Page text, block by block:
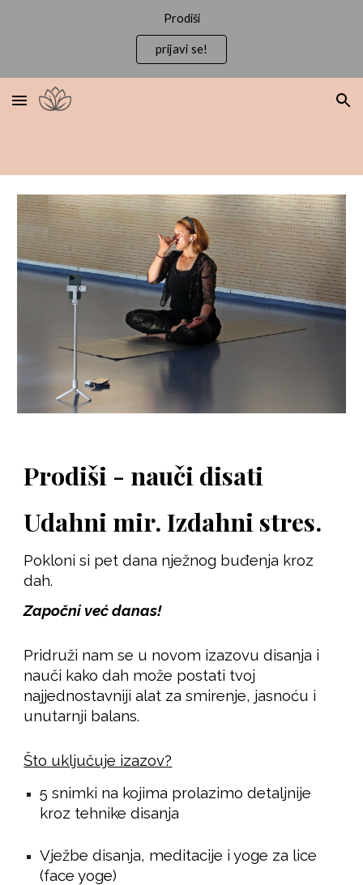
Prodiši
prijavi se!
Prodiši - nauči disati
Udahni mir. Izdahni stres.
Pokloni si pet dana nježnog buđenja kroz
dah.
Započni već danas!
Pridruži nam se u novom izazovu disanja i
nauči kako dah može postati tvoj
najjednostavniji alat za smirenje, jasnoću i
unutarnji balans.
Što uključuje izazov?
5 snimki na kojima prolazimo detaljnije
kroz tehnike disanja
Vježbe disanja, meditacije i yoge za lice
(face yoge)